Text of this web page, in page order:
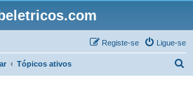
Ligue-se
Registe-se
Tópicos ativos